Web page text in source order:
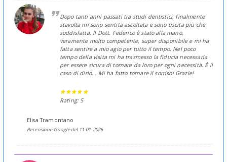
Dopo tanti anni passati tra studi dentistici, finalmente
stavolta mi sono sentita ascoltata e sono uscita più che
soddisfatta. Il Dott. Federico è stato alla mano,
veramente molto competente, super disponibile e mi ha
fatta sentire a mio agio per tutto il tempo. Nel poco
tempo della visita mi ha trasmesso la fiducia necessaria
per essere sicura di tornare da loro per ogni necessità. È il
caso di dirlo... Mi ha fatto tornare il sorriso! Grazie!
Rating: 5
Elisa Tramontano
Recensione Google del 11-01-2026